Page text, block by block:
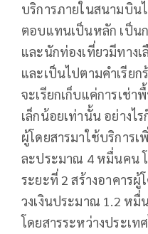
บริการภายในสนามบิน
ตอบแทนเป็นหลัก เป็น
และนักท่องเที่ยวมีทาง
และเป็นไปตามคำเรีย
จะเรียกเก็บแค่การเช่า
เล็กน้อยเท่านั้น อย่าง
ผู้โดยสารมาใช้บริการ
ละประมาณ 4 หมื่นคน
ระยะที่ 2 สร้างอาคารผู้
วงเงินประมาณ 1.2 ห
โดยสารระหว่างประเ